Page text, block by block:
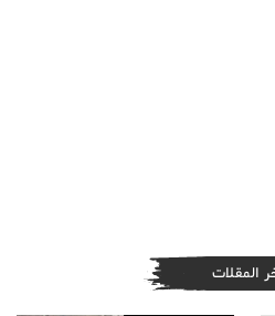
المقلات